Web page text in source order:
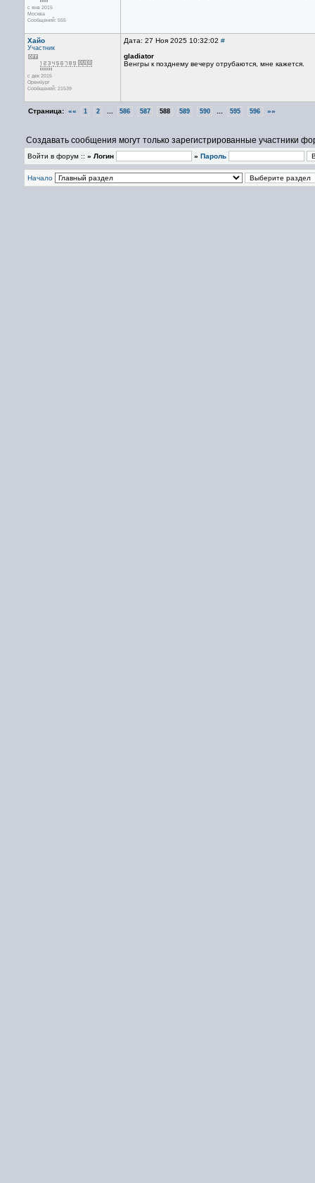
с янв 2015
Москва
Сообщений: 555
Хайо
Участник
с дек 2015
Оренбург
Сообщений: 21539
Дата: 27 Ноя 2025 10:32:02 #
gladiator
Венгры к позднему вечеру отрубаются, мне кажется.
Страница: «« 1 2 586 587 588 589 590 595 596 »»
Создавать сообщения могут только зарегистрированные участники
Войти в форум :: » Логин » Пароль
Начало